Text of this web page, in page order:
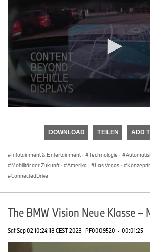
DOWNLOAD TEILEN ADD
Infotainment & Entertainment · Technologie ·
Mobilität der Zukunft · Amerika · Las Vegas ·
ConnectedDrive
The BMW Vision Neue Klasse –
Sat Sep 02 10:24:18 CEST 2023 PF0009520 · 00:01:25